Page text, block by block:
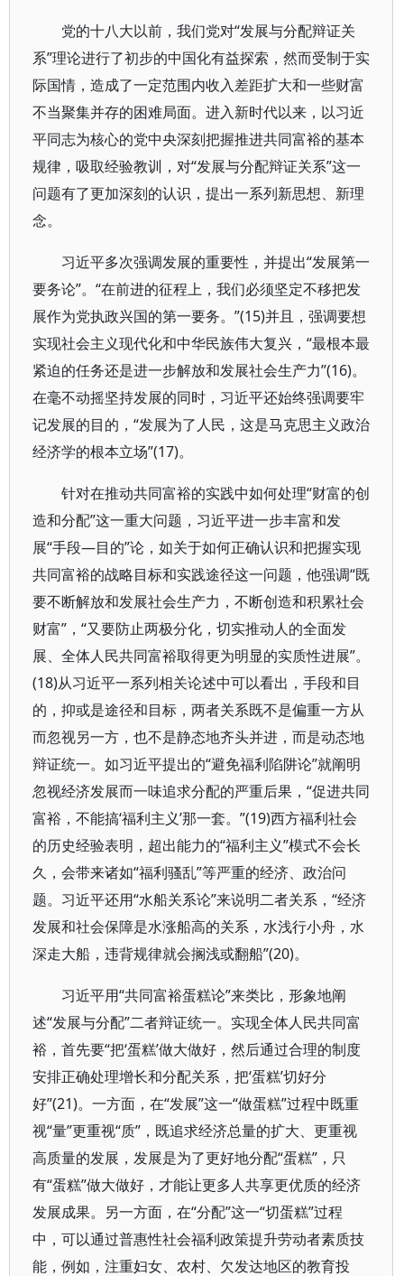
党的十八大以前，我们党对“发展与分配辩证关
系”理论进行了初步的中国化有益探索，然而受制于实
际国情，造成了一定范围内收入差距扩大和一些财富
不当聚集并存的困难局面。进入新时代以来，以习近
平同志为核心的党中央深刻把握推进共同富裕的基本
规律，吸取经验教训，对“发展与分配辩证关系”这一
问题有了更加深刻的认识，提出一系列新思想、新理
念。
习近平多次强调发展的重要性，并提出“发展第一
要务论”。“在前进的征程上，我们必须坚定不移把发
展作为党执政兴国的第一要务。”(15)并且，强调要想
实现社会主义现代化和中华民族伟大复兴，“最根本最
紧迫的任务还是进一步解放和发展社会生产力”(16)。
在毫不动摇坚持发展的同时，习近平还始终强调要牢
记发展的目的，“发展为了人民，这是马克思主义政治
经济学的根本立场”(17)。
针对在推动共同富裕的实践中如何处理“财富的创
造和分配”这一重大问题，习近平进一步丰富和发
展“手段—目的”论，如关于如何正确认识和把握实现
共同富裕的战略目标和实践途径这一问题，他强调“既
要不断解放和发展社会生产力，不断创造和积累社会
财富”，“又要防止两极分化，切实推动人的全面发
展、全体人民共同富裕取得更为明显的实质性进展”。
(18)从习近平一系列相关论述中可以看出，手段和目
的，抑或是途径和目标，两者关系既不是偏重一方从
而忽视另一方，也不是静态地齐头并进，而是动态地
辩证统一。如习近平提出的“避免福利陷阱论”就阐明
忽视经济发展而一味追求分配的严重后果，“促进共同
富裕，不能搞‘福利主义’那一套。”(19)西方福利社会
的历史经验表明，超出能力的“福利主义”模式不会长
久，会带来诸如“福利骚乱”等严重的经济、政治问
题。习近平还用“水船关系论”来说明二者关系，“经济
发展和社会保障是水涨船高的关系，水浅行小舟，水
深走大船，违背规律就会搁浅或翻船”(20)。
习近平用“共同富裕蛋糕论”来类比，形象地阐
述“发展与分配”二者辩证统一。实现全体人民共同富
裕，首先要“把‘蛋糕’做大做好，然后通过合理的制度
安排正确处理增长和分配关系，把‘蛋糕’切好分
好”(21)。一方面，在“发展”这一“做蛋糕”过程中既重
视“量”更重视“质”，既追求经济总量的扩大、更重视
高质量的发展，发展是为了更好地分配“蛋糕”，只
有“蛋糕”做大做好，才能让更多人共享更优质的经济
发展成果。另一方面，在“分配”这一“切蛋糕”过程
中，可以通过普惠性社会福利政策提升劳动者素质技
能，例如，注重妇女、农村、欠发达地区的教育投